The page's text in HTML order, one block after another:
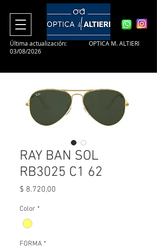
Última actualización:
03/08/2026
OPTICA M. ALTIERI
RAY BAN SOL
RB3025 C1 62
$ 8.720,00
Color *
FORMA *